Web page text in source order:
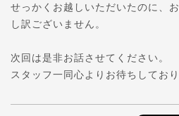
せっかくお越しいただいたのに、
し訳ございません。
次回は是非お話させてください。
スタッフ一同心よりお待ちしており